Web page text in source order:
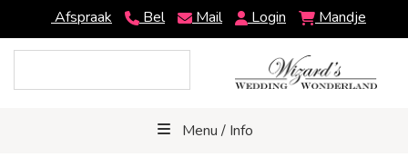
Afspraak Bel Mail Login Mandje
Menu / Info